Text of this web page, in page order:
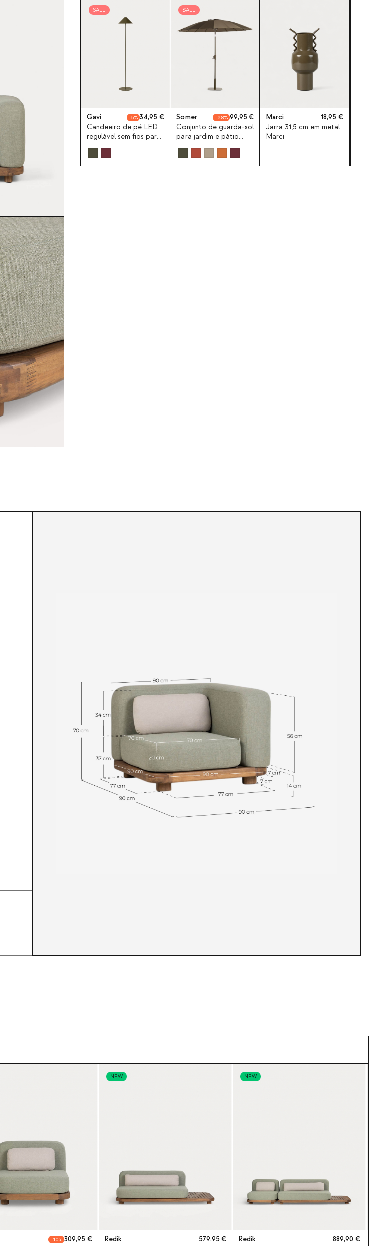
SALE
Gavi 5
34,95
Candeeiro de pé LED
regulável sem fios para
exterior Gavi
SALE
Somer 28
99,95
Conjunto de guarda-sol
para jardim e pátio
Ø250 cm com suporte
Marci
18,95
Jarra 31,5 cm em metal
Marci
10
309,95
NEW
Redik
579,95
NEW
Redik
889,90